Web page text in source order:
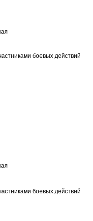
боевых действий
боевых действий